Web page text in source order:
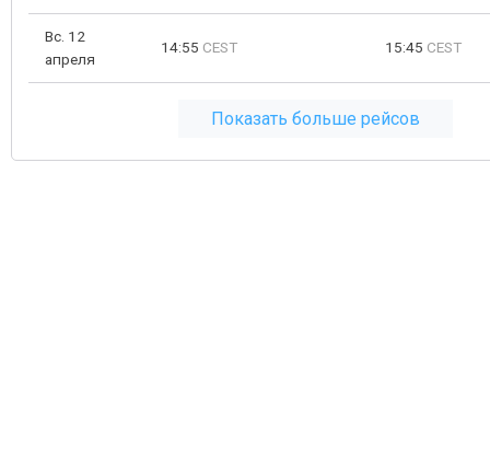
Вс. 12
апреля
14:55 CEST 15:45 CEST
Показать больше рейсов